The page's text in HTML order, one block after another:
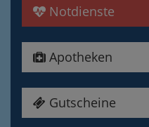
Notdienste
Apotheken
Gutscheine